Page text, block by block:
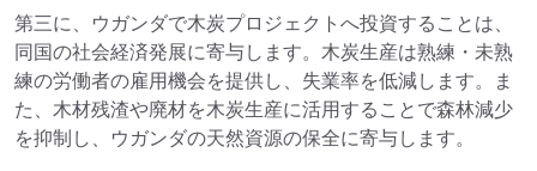
第三に、ウガンダで木炭プロジェクトへ投資することは、
同国の社会経済発展に寄与します。木炭生産は熟練・未熟
練の労働者の雇用機会を提供し、失業率を低減します。ま
た、木材残渣や廃材を木炭生産に活用することで森林減少
を抑制し、ウガンダの天然資源の保全に寄与します。